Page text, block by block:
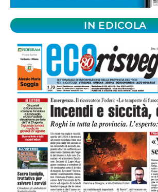
IN EDICOLA